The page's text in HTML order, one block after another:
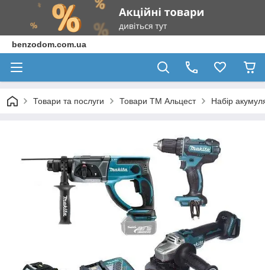
benzodom.com.ua
Товари та послуги Товари ТМ Альцест Набір